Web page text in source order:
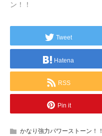
ン！！
Tweet
Hatena
RSS
Pin it
かなり強力パワーストーン！！